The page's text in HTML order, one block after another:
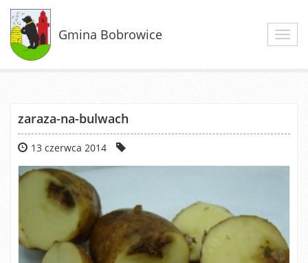
Gmina Bobrowice
zaraza-na-bulwach
13 czerwca 2014